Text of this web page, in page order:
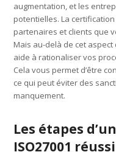
augmentation, et les
potentielles. La
partenaires et clients que
Mais au-delà de cet aspect
aide à rationaliser vos
Cela vous permet d’être
ce qui peut éviter des
manquement.
Les étapes
ISO27001 réussi